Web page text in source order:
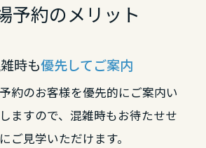
予約のメリット
時も優先してご案内
約のお客様を優先的にご案内い
ますので、混雑時もお待たせせ
ご見学いただけます。